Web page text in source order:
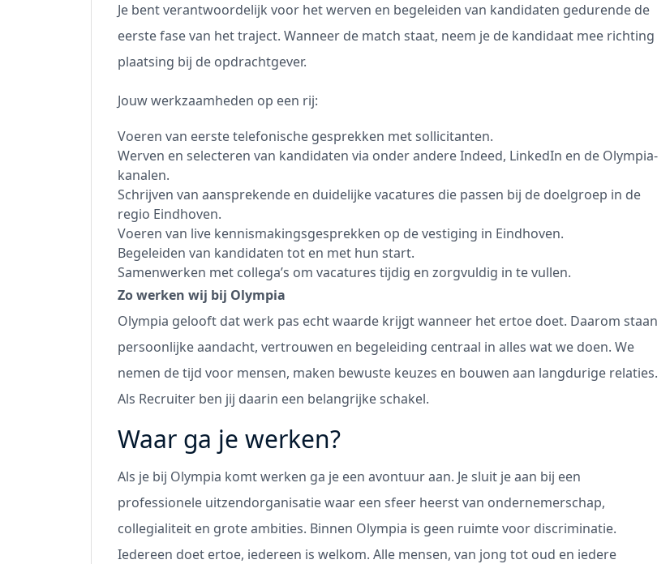
Je bent verantwoordelijk voor het werven en begeleiden van kandidaten gedurende de
eerste fase van het traject. Wanneer de match staat, neem je de kandidaat mee richting
plaatsing bij de opdrachtgever.
Jouw werkzaamheden op een rij:
Voeren van eerste telefonische gesprekken met sollicitanten.
Werven en selecteren van kandidaten via onder andere Indeed, LinkedIn en de Olympia-
kanalen.
Schrijven van aansprekende en duidelijke vacatures die passen bij de doelgroep in de
regio Eindhoven.
Voeren van live kennismakingsgesprekken op de vestiging in Eindhoven.
Begeleiden van kandidaten tot en met hun start.
Samenwerken met collega’s om vacatures tijdig en zorgvuldig in te vullen.
Zo werken wij bij Olympia
Olympia gelooft dat werk pas echt waarde krijgt wanneer het ertoe doet. Daarom staan
persoonlijke aandacht, vertrouwen en begeleiding centraal in alles wat we doen. We
nemen de tijd voor mensen, maken bewuste keuzes en bouwen aan langdurige relaties.
Als Recruiter ben jij daarin een belangrijke schakel.
Waar ga je werken?
Als je bij Olympia komt werken ga je een avontuur aan. Je sluit je aan bij een
professionele uitzendorganisatie waar een sfeer heerst van ondernemerschap,
collegialiteit en grote ambities. Binnen Olympia is geen ruimte voor discriminatie.
Iedereen doet ertoe, iedereen is welkom. Alle mensen, van jong tot oud en iedere